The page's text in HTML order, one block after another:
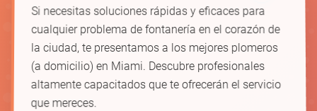
Si necesitas soluciones rápidas y eficaces para
cualquier problema de fontanería en el corazón de
la ciudad, te presentamos a los mejores plomeros
(a domicilio) en Miami. Descubre profesionales
altamente capacitados que te ofrecerán el servicio
que mereces.